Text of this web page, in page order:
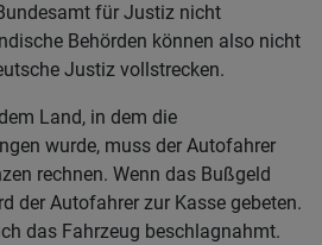
für Justiz nicht
Behörden können also nicht
Justiz vollstrecken.
Land, in dem die
wurde, muss der Autofahrer
rechnen. Wenn das Bußgeld
der Autofahrer zur Kasse gebeten.
das Fahrzeug beschlagnahmt.